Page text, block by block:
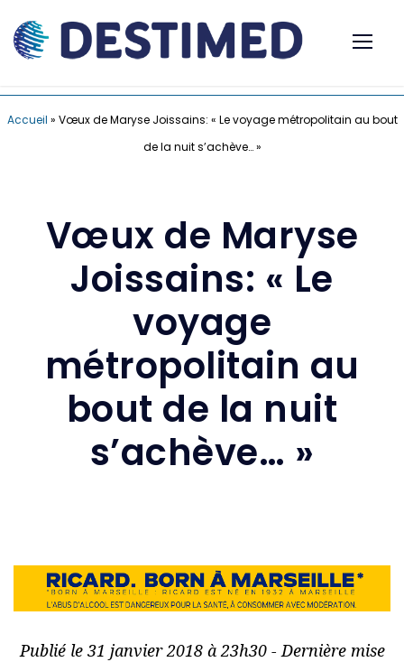
Accueil » Vœux de Maryse Joissains: « Le voyage métropolitain au bout
de la nuit s’achève… »
Vœux de Maryse
Joissains: « Le
voyage
métropolitain au
bout de la nuit
s’achève… »
Publié le 31 janvier 2018 à 23h30 - Dernière mise